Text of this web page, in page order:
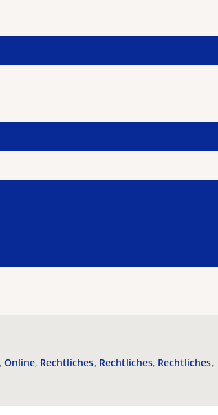
Online Rechtliches Rechtliches Rechtliches